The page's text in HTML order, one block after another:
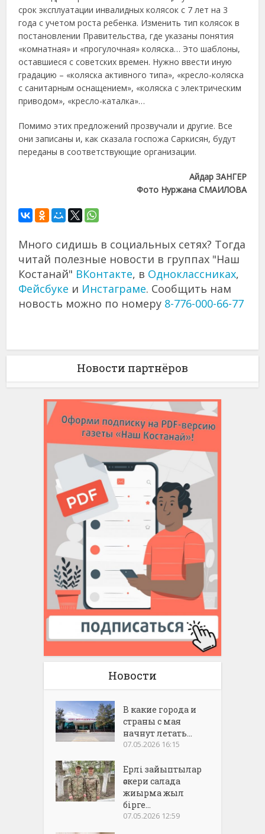
срок эксплуатации инвалидных колясок с 7 лет на 3
года с учетом роста ребенка. Изменить тип колясок в
постановлении Правительства, где указаны понятия
«комнатная» и «прогулочная» коляска… Это шаблоны,
оставшиеся с советских времен. Нужно ввести иную
градацию – «коляска активного типа», «кресло-коляска
с санитарным оснащением», «коляска с электрическим
приводом», «кресло-каталка»…
Помимо этих предложений прозвучали и другие. Все
они записаны и, как сказала госпожа Саркисян, будут
переданы в соответствующие организации.
Айдар ЗАНГЕР
Фото Нуржана СМАИЛОВА
Много сидишь в социальных сетях? Тогда
читай полезные новости в группах "Наш
Костанай" ВКонтакте, в Одноклассниках,
Фейсбуке и Инстаграме. Сообщить нам
новость можно по номеру 8-776-000-66-77
Новости партнёров
Новости
В какие города и
страны с мая
начнут летать...
07.05.2026 16:15
Ерлі зайыптылар
әскери салада
жиырма жыл
бірге...
07.05.2026 12:59